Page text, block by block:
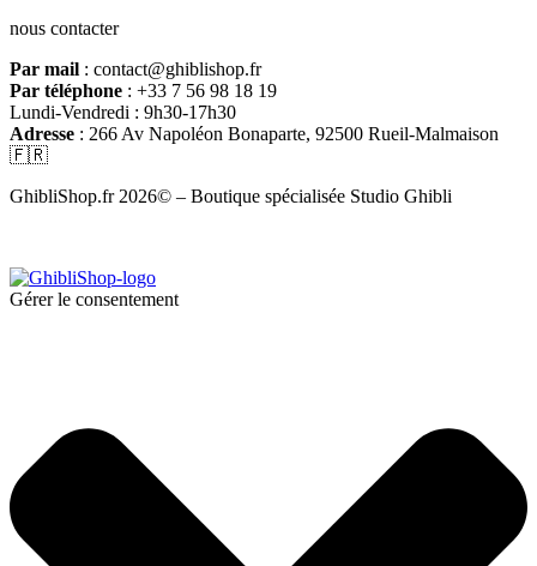
nous contacter
Par mail : contact@ghiblishop.fr
Par téléphone : +33 7 56 98 18 19
Lundi-Vendredi : 9h30-17h30
Adresse : 266 Av Napoléon Bonaparte, 92500 Rueil-Malmaison
🇫🇷
GhibliShop.fr 2026© – Boutique spécialisée Studio Ghibli
Gérer le consentement